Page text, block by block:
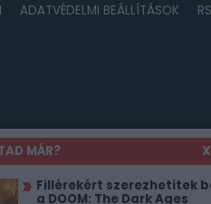
MÁR?
X
Fillérekért szerezhetitek
a DOOM: The Dark Ages
ADATVÉDELMI BEÁLLÍTÁSOK